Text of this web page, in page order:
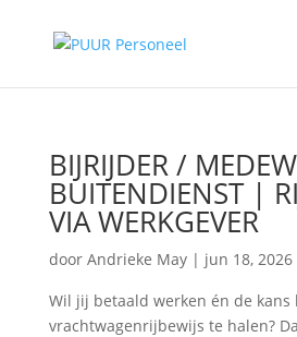
BIJRIJDER /
BUITENDIENST |
VIA WERKGEVER
door Andrieke May| jun 18, 2026
Wil jij betaald werken én de kans
vrachtwagenrijbewijs te halen?